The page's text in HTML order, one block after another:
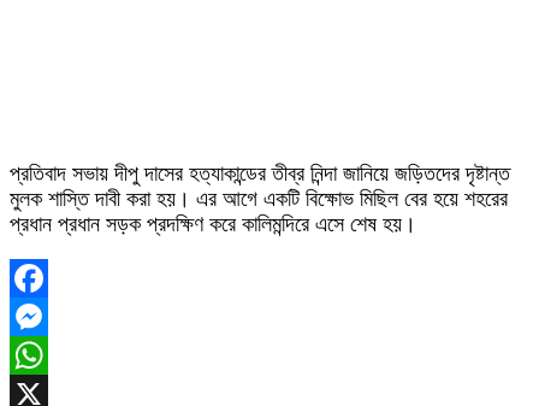
প্রতিবাদ সভায় দীপু দাসের হত্যাকান্ডের তীব্র নিন্দা জানিয়ে জড়িতদের দৃষ্টান্ত
মুলক শাস্তি দাবী করা হয়। এর আগে একটি বিক্ষোভ মিছিল বের হয়ে শহরের
প্রধান প্রধান সড়ক প্রদক্ষিণ করে কালিমন্দিরে এসে শেষ হয়।
Facebook
Messenger
WhatsApp